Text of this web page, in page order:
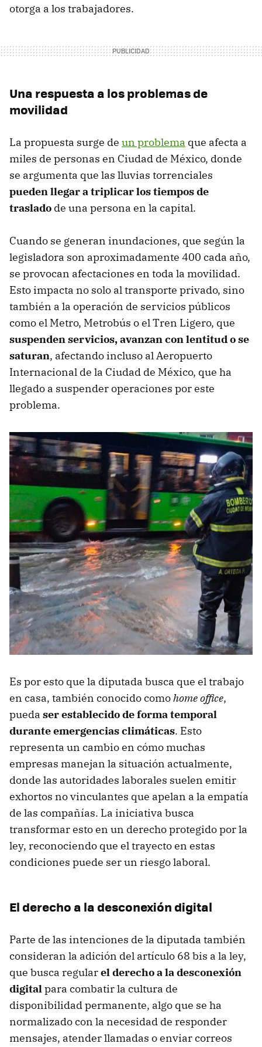
otorga a los trabajadores.
Una respuesta a los problemas de
movilidad
La propuesta surge de un problema que afecta a
miles de personas en Ciudad de México, donde
se argumenta que las lluvias torrenciales
pueden llegar a triplicar los tiempos de
traslado de una persona en la capital.
Cuando se generan inundaciones, que según la
legisladora son aproximadamente 400 cada año,
se provocan afectaciones en toda la movilidad.
Esto impacta no solo al transporte privado, sino
también a la operación de servicios públicos
como el Metro, Metrobús o el Tren Ligero, que
suspenden servicios, avanzan con lentitud o se
saturan, afectando incluso al Aeropuerto
Internacional de la Ciudad de México, que ha
llegado a suspender operaciones por este
problema.
Es por esto que la diputada busca que el trabajo
en casa, también conocido comohome office,
pueda ser establecido de forma temporal
durante emergencias climáticas. Esto
representa un cambio en cómo muchas
empresas manejan la situación actualmente,
donde las autoridades laborales suelen emitir
exhortos no vinculantes que apelan a la empatía
de las compañías. La iniciativa busca
transformar esto en un derecho protegido por la
ley, reconociendo que el trayecto en estas
condiciones puede ser un riesgo laboral.
El derecho a la desconexión digital
Parte de las intenciones de la diputada también
consideran la adición del artículo 68 bis a la ley,
que busca regularel derecho a la desconexión
digitalpara combatir la cultura de
disponibilidad permanente, algo que se ha
normalizado con la necesidad de responder
mensajes, atender llamadas o enviar correos